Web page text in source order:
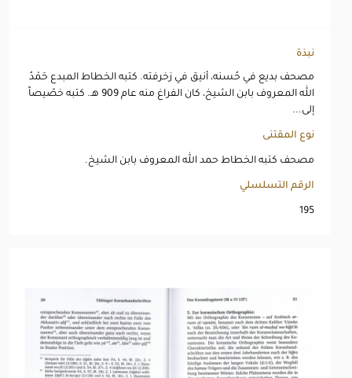
نبذة
مصحف بديع في حُسنه، أنيق في زخرفته. كتبه الخطاط المبدع حَمْدُ
الله المعروف بابن الشيخ، كان الفراغ منه عام 909 هـ. كتبه خصّيصاً
إلى...
نوع المقتنى
مصحف كتبه الخطاط حمد الله المعروف بابن الشيخ.
الرقم التسلسلي
195